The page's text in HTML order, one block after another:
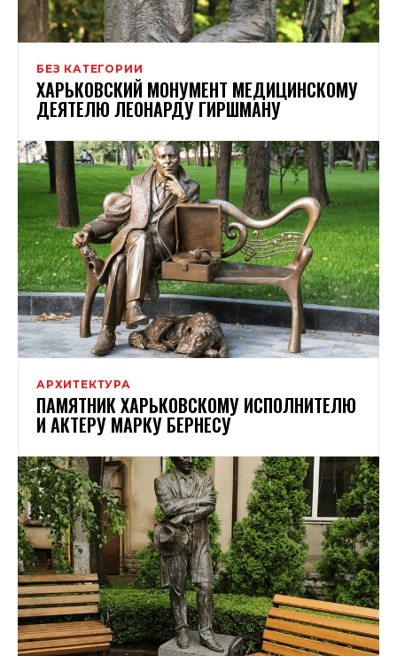
БЕЗ КАТЕГОРИИ
ХАРЬКОВСКИЙ МОНУМЕНТ МЕДИЦИНСКОМУ
ДЕЯТЕЛЮ ЛЕОНАРДУ ГИРШМАНУ
АРХИТЕКТУРА
ПАМЯТНИК ХАРЬКОВСКОМУ ИСПОЛНИТЕЛЮ
И АКТЕРУ МАРКУ БЕРНЕСУ